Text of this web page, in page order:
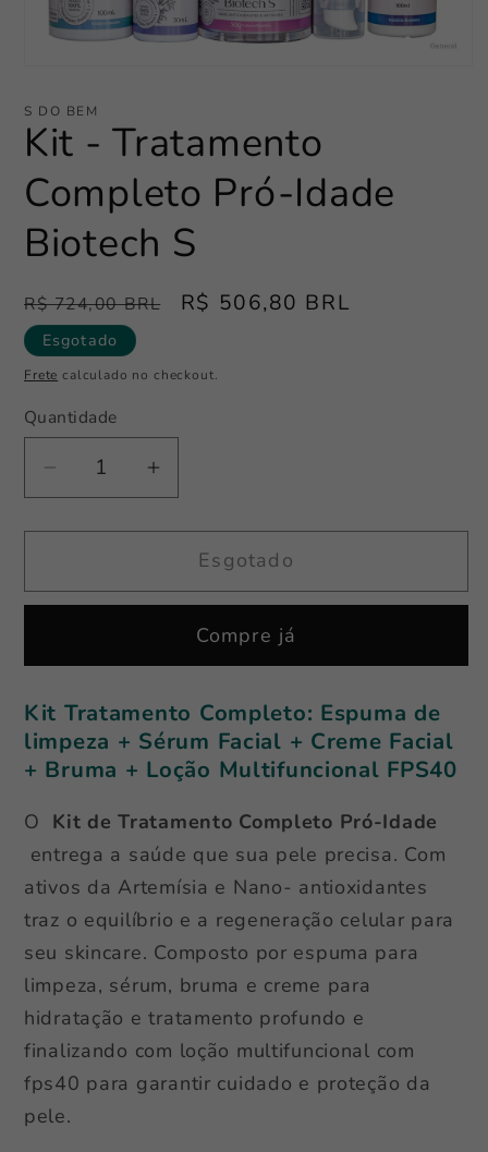
1
janela
modal
S DO BEM
Kit - Tratamento
Completo Pró-Idade
Biotech S
Preço
normal
R$ 724,00 BRL
Preço
R$ 506,80 BRL
Esgotado
Frete calculado no checkout.
Quantidade
Quantidade
Diminuir
quantidade
Kit
Pró-
Idade
Biotech
Aumentar
quantidade
Kit
Tratamento
Pró-
Idade
Biotech
Esgotado
Compre já
Kit Tratamento Completo: Espuma de
limpeza + Sérum Facial + Creme Facial
+ Bruma + Loção Multifuncional FPS40
O Kit de Tratamento Completo Pró-Idade
entrega a saúde que sua pele precisa. Com
ativos da Artemísia e Nano- antioxidantes
traz o equilíbrio e a regeneração celular para
seu skincare. Composto por espuma para
limpeza, sérum, bruma e creme para
hidratação e tratamento profundo e
finalizando com loção multifuncional com
fps40 para garantir cuidado e proteção da
pele.